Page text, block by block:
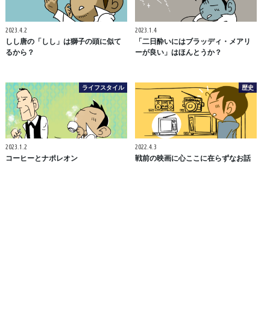
2023.4.2
しし唐の「しし」は獅子の頭に似て
るから？
2023.1.4
「二日酔いにはブラッディ・メアリ
ーが良い」はほんとうか？
ライフスタイル
2023.1.2
コーヒーとナポレオン
歴史
2022.4.3
戦前の映画に心ここに在らずなお話